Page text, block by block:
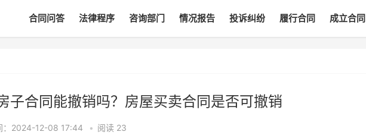
合同问答 法律程序 咨询部门 情况报告 投诉纠纷 履行合同 成立合同
子合同能撤销吗？房屋买卖合同是否可撤销
：2024-12-08 17:44 • 阅读 23